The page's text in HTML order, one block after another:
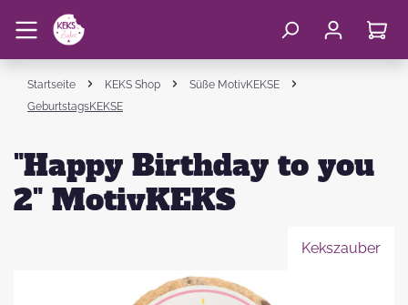
Startseite KEKS Shop
Süße MotivKEKSE
GeburtstagsKEKSE
"Happy Birthday to you
2" MotivKEKS
Kekszauber